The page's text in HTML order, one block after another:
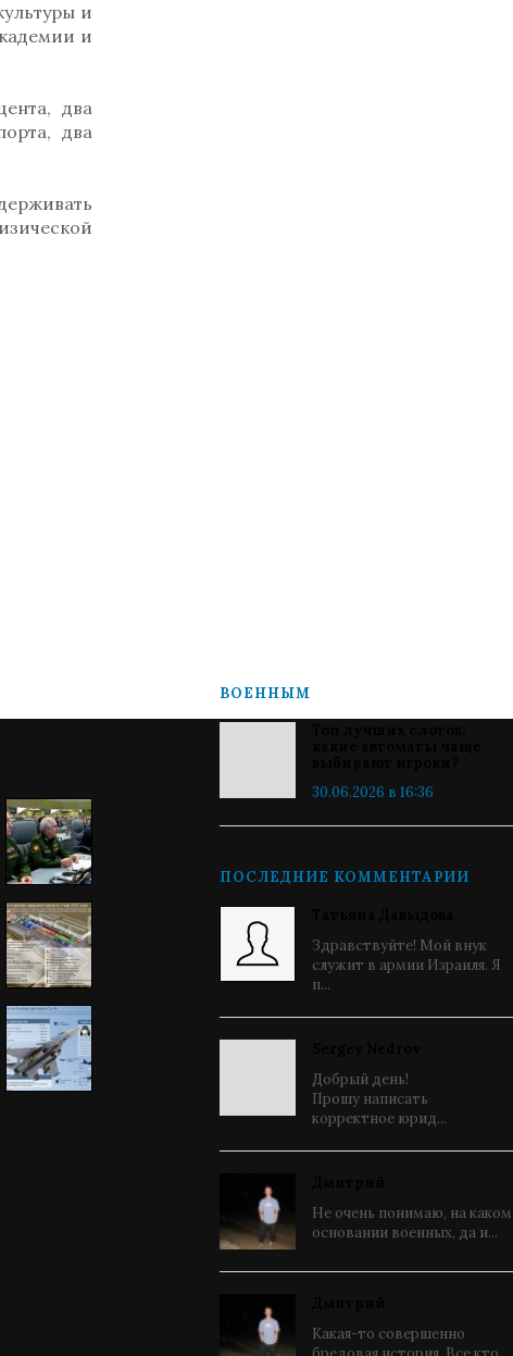
и
и
два
два
ВОЕННЫМ
30.06.2026 в 16:36
ПОСЛЕДНИЕ КОММЕНТАРИИ
Здравствуйте! Мой внук
служит в армии Израиля. Я
п...
Добрый день!
Прошу написать
корректное юрид...
Не очень понимаю, на каком
основании военных, да и...
Какая-то совершенно